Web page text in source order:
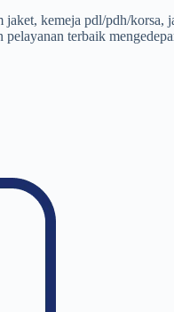
jaket, kemeja pdl/pdh/
terbaik